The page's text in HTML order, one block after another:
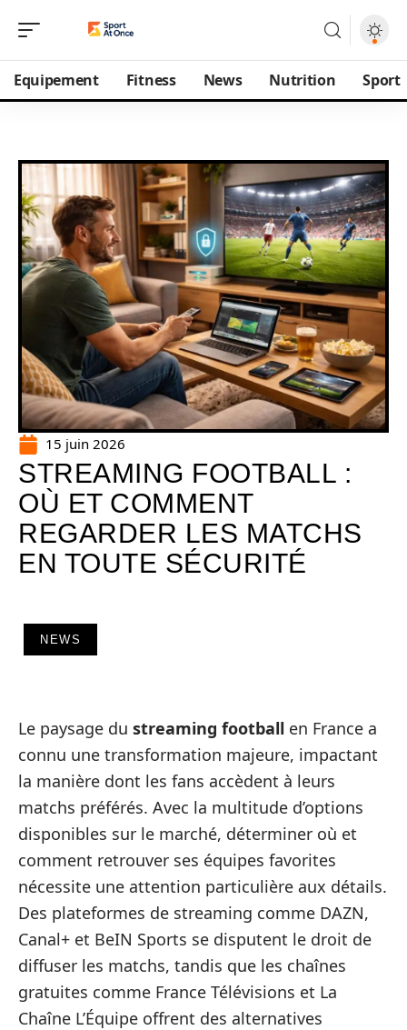
Equipement Fitness News Nutrition Sport
15 juin 2026
STREAMING FOOTBALL :
OÙ ET COMMENT
REGARDER LES MATCHS
EN TOUTE SÉCURITÉ
NEWS
Le paysage du streaming football en France a
connu une transformation majeure, impactant
la manière dont les fans accèdent à leurs
matchs préférés. Avec la multitude d’options
disponibles sur le marché, déterminer où et
comment retrouver ses équipes favorites
nécessite une attention particulière aux détails.
Des plateformes de streaming comme DAZN,
Canal+ et BeIN Sports se disputent le droit de
diffuser les matchs, tandis que les chaînes
gratuites comme France Télévisions et La
Chaîne L’Équipe offrent des alternatives